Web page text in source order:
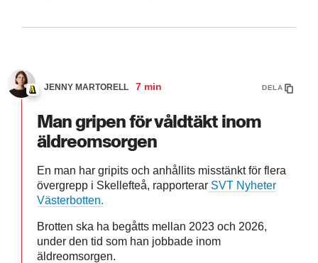
JENNY MARTORELL 7 min DELA
Man gripen för våldtäkt inom
äldreomsorgen
En man har gripits och anhållits misstänkt för flera
övergrepp i Skellefteå, rapporterar SVT Nyheter
Västerbotten.
Brotten ska ha begåtts mellan 2023 och 2026,
under den tid som han jobbade inom
äldreomsorgen.